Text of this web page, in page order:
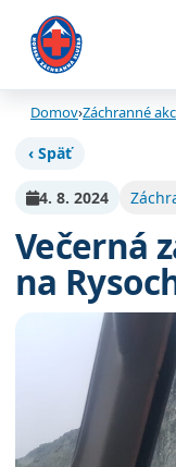
Domov›Záchranné
‹ Späť
4. 8. 2024
Večerná
na